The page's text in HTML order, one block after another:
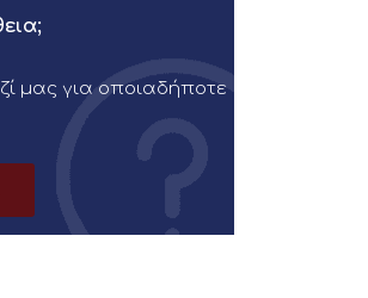
μας για οποιαδήποτε